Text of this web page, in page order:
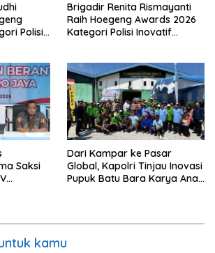
Polisi
Brigadir Renita Rismayanti
Raih Hoegeng Awards 2026
Kategori Polisi Inovatif
Saksi
Dari Kampar ke Pasar
Global, Kapolri Tinjau Inovasi
Pupuk Batu Bara Karya Anak
kamu